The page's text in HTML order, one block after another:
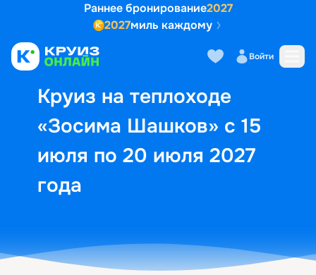
Раннее бронирование2027
2027миль каждому
Войти
Круиз на теплоходе
«Зосима Шашков» с 15
июля по 20 июля 2027
года
Выбор кают Маршрут и